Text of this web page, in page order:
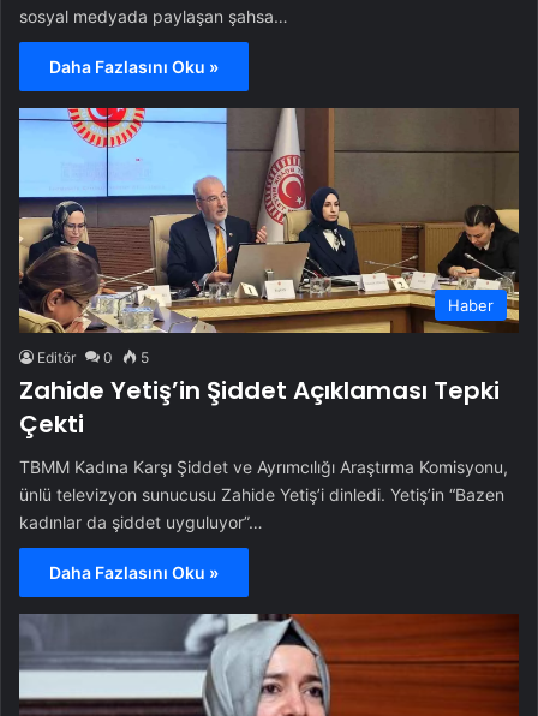
sosyal medyada paylaşan şahsa…
Daha Fazlasını Oku »
Haber
Editör 0 5
Zahide Yetiş’in Şiddet Açıklaması Tepki
Çekti
TBMM Kadına Karşı Şiddet ve Ayrımcılığı Araştırma Komisyonu,
ünlü televizyon sunucusu Zahide Yetiş’i dinledi. Yetiş’in “Bazen
kadınlar da şiddet uyguluyor”…
Daha Fazlasını Oku »